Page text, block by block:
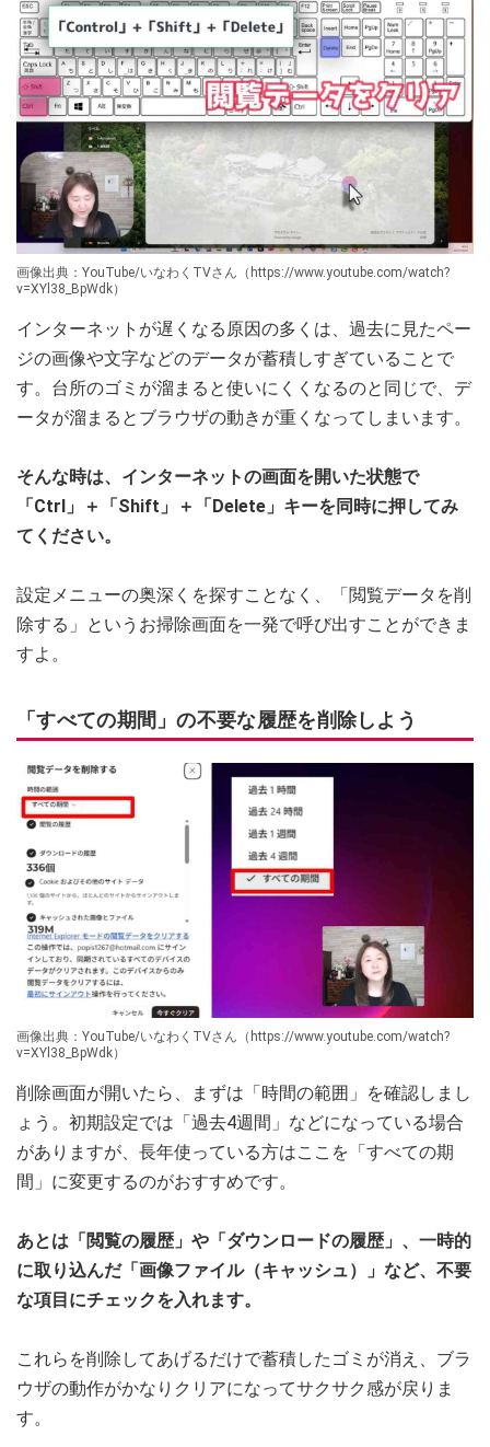
画像出典：YouTube/いなわくTVさん（https://www.youtube.com/watch?
v=XYl38_BpWdk）
インターネットが遅くなる原因の多くは、過去に見たペー
ジの画像や文字などのデータが蓄積しすぎていることで
す。台所のゴミが溜まると使いにくくなるのと同じで、デ
ータが溜まるとブラウザの動きが重くなってしまいます。
そんな時は、インターネットの画面を開いた状態で
「Ctrl」＋「Shift」＋「Delete」キーを同時に押してみ
てください。
設定メニューの奥深くを探すことなく、「閲覧データを削
除する」というお掃除画面を一発で呼び出すことができま
すよ。
「すべての期間」の不要な履歴を削除しよう
画像出典：YouTube/いなわくTVさん（https://www.youtube.com/watch?
v=XYl38_BpWdk）
削除画面が開いたら、まずは「時間の範囲」を確認しまし
ょう。初期設定では「過去4週間」などになっている場合
がありますが、長年使っている方はここを「すべての期
間」に変更するのがおすすめです。
あとは「閲覧の履歴」や「ダウンロードの履歴」、一時的
に取り込んだ「画像ファイル（キャッシュ）」など、不要
な項目にチェックを入れます。
これらを削除してあげるだけで蓄積したゴミが消え、ブラ
ウザの動作がかなりクリアになってサクサク感が戻りま
す。